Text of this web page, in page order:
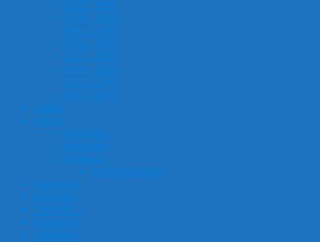
2019 / 2020
2018 / 2019
2017 / 2018
2016 / 2017
2015 / 2016
2014 / 2015
2013 / 2014
2012 / 2013
Galleri
Om os
Bestyrelse
Vedtægter
Jubilæum
Jubilæumsdanse
Facebook
Kalender
2026/2027
Instruktør
Instruktør